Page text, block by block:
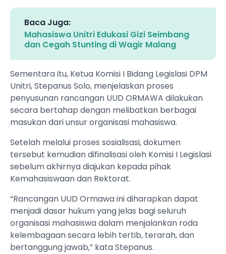
Baca Juga:
Mahasiswa Unitri Edukasi Gizi Seimbang
dan Cegah Stunting di Wagir Malang
Sementara itu, Ketua Komisi I Bidang Legislasi DPM
Unitri, Stepanus Solo, menjelaskan proses
penyusunan rancangan UUD ORMAWA dilakukan
secara bertahap dengan melibatkan berbagai
masukan dari unsur organisasi mahasiswa.
Setelah melalui proses sosialisasi, dokumen
tersebut kemudian difinalisasi oleh Komisi I Legislasi
sebelum akhirnya diajukan kepada pihak
Kemahasiswaan dan Rektorat.
“Rancangan UUD Ormawa ini diharapkan dapat
menjadi dasar hukum yang jelas bagi seluruh
organisasi mahasiswa dalam menjalankan roda
kelembagaan secara lebih tertib, terarah, dan
bertanggung jawab,” kata Stepanus.